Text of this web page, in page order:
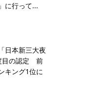
に行って...
日本新三大夜
目の認定 前
キング1位に